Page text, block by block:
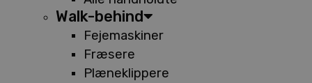
Walk-behind
Fejemaskiner
Fræsere
Plæneklippere